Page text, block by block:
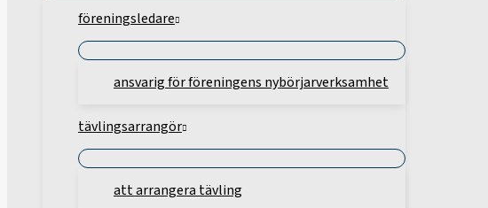
föreningsledare
ansvarig för föreningens nybörjarverksamhet
tävlingsarrangör
att arrangera tävling